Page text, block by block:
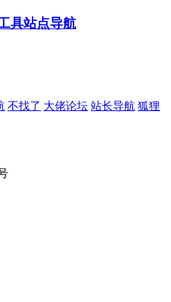
具站点导航
不找了 大佬论坛 站长导航 狐狸